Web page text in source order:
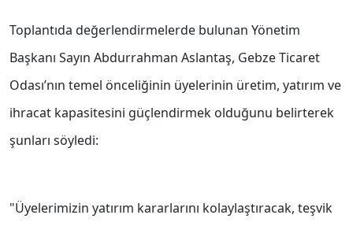
Toplantıda değerlendirmelerde bulunan Yönetim
Başkanı Sayın Abdurrahman Aslantaş, Gebze Ticaret
Odası’nın temel önceliğinin üyelerinin üretim, yatırım ve
ihracat kapasitesini güçlendirmek olduğunu belirterek
şunları söyledi:
"Üyelerimizin yatırım kararlarını kolaylaştıracak, teşvik